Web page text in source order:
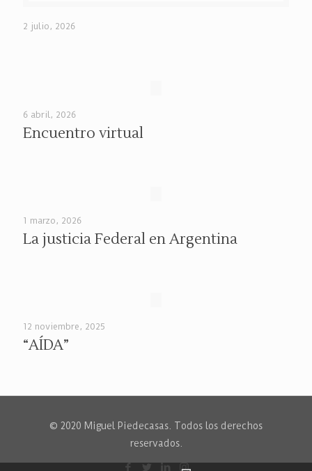
2 julio, 2026
6 abril, 2026
Encuentro virtual
1 marzo, 2026
La justicia Federal en Argentina
12 noviembre, 2025
“AÍDA”
© 2020 Miguel Piedecasas. Todos los derechos
reservados.